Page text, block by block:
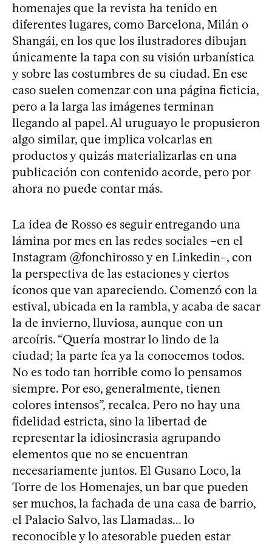
homenajes que la revista ha tenido en
diferentes lugares, como Barcelona, Milán o
Shangái, en los que los ilustradores dibujan
únicamente la tapa con su visión urbanística
y sobre las costumbres de su ciudad. En ese
caso suelen comenzar con una página ficticia,
pero a la larga las imágenes terminan
llegando al papel. Al uruguayo le propusieron
algo similar, que implica volcarlas en
productos y quizás materializarlas en una
publicación con contenido acorde, pero por
ahora no puede contar más.
La idea de Rosso es seguir entregando una
lámina por mes en las redes sociales –en el
Instagram @fonchirosso y en Linkedin–, con
la perspectiva de las estaciones y ciertos
íconos que van apareciendo. Comenzó con la
estival, ubicada en la rambla, y acaba de sacar
la de invierno, lluviosa, aunque con un
arcoíris. “Quería mostrar lo lindo de la
ciudad; la parte fea ya la conocemos todos.
No es todo tan horrible como lo pensamos
siempre. Por eso, generalmente, tienen
colores intensos”, recalca. Pero no hay una
fidelidad estricta, sino la libertad de
representar la idiosincrasia agrupando
elementos que no se encuentran
necesariamente juntos. El Gusano Loco, la
Torre de los Homenajes, un bar que pueden
ser muchos, la fachada de una casa de barrio,
el Palacio Salvo, las Llamadas... lo
reconocible y lo atesorable pueden estar